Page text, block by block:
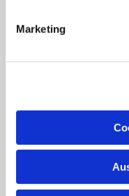
Marketing
Di – Fr
Do
und